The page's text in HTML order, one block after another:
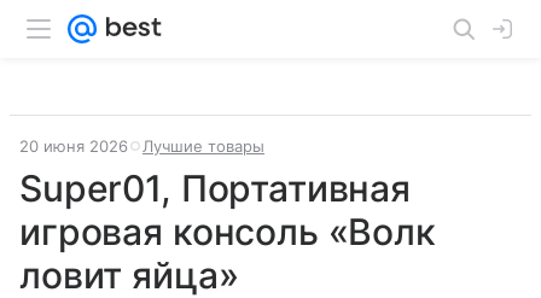
20 июня 2026 Лучшие товары
Super01, Портативная
игровая консоль «Волк
ловит яйца»